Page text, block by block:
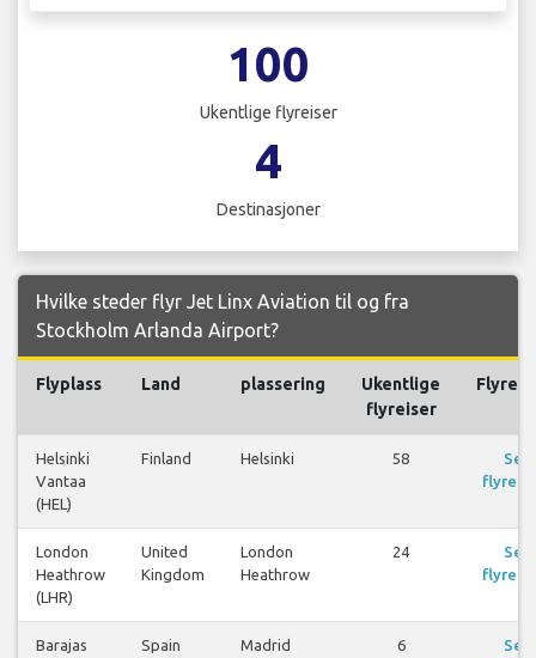
100
Ukentlige flyreiser
4
Destinasjoner
Hvilke steder flyr Jet Linx Aviation til og fra
Stockholm Arlanda Airport?
Flyplass Land plassering
Ukentlige
flyreiser
Helsinki
Vantaa
(HEL)
Finland Helsinki 58
Se
London
Heathrow
(LHR)
United
Kingdom
London
Heathrow
24
Se
Barajas
Spain Madrid 6
Se